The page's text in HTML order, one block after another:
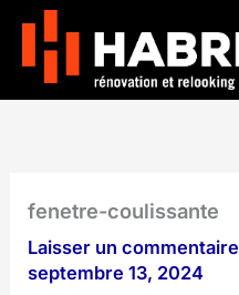
contenu
fenetre-coulissante
Laisser un commentaire
septembre 13, 2024